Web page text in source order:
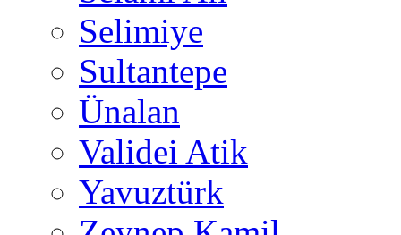
Selimiye
Sultantepe
Ünalan
Validei Atik
Yavuztürk